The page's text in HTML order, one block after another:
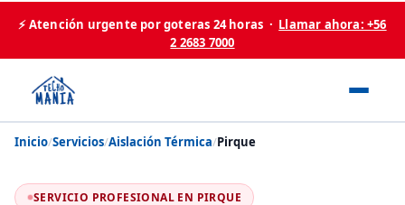
⚡ Atención urgente por goteras 24 horas · Llamar ahora: +56
2 2683 7000
Inicio/Servicios/Aislación Térmica/Pirque
SERVICIO PROFESIONAL EN PIRQUE